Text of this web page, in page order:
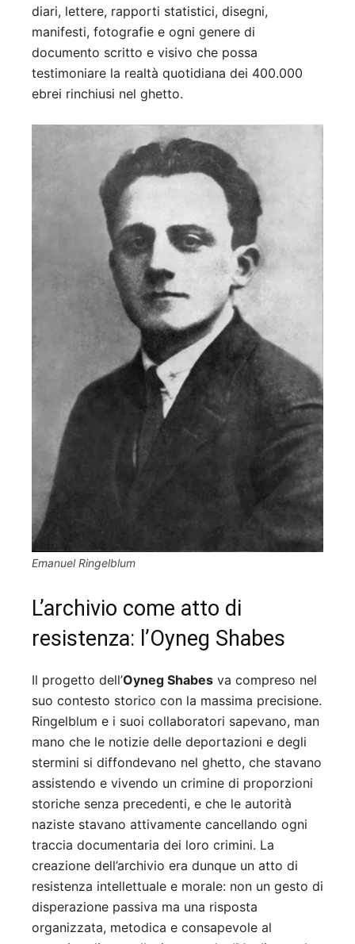
diari, lettere, rapporti statistici, disegni,
manifesti, fotografie e ogni genere di
documento scritto e visivo che possa
testimoniare la realtà quotidiana dei 400.000
ebrei rinchiusi nel ghetto.
Emanuel Ringelblum
L’archivio come atto di
resistenza: l’Oyneg Shabes
Il progetto dell’Oyneg Shabes va compreso nel
suo contesto storico con la massima precisione.
Ringelblum e i suoi collaboratori sapevano, man
mano che le notizie delle deportazioni e degli
stermini si diffondevano nel ghetto, che stavano
assistendo e vivendo un crimine di proporzioni
storiche senza precedenti, e che le autorità
naziste stavano attivamente cancellando ogni
traccia documentaria dei loro crimini. La
creazione dell’archivio era dunque un atto di
resistenza intellettuale e morale: non un gesto di
disperazione passiva ma una risposta
organizzata, metodica e consapevole al